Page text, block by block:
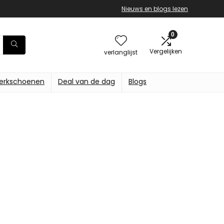
Nieuws en blogs lezen
verlanglijst
0
Vergelijken
Deal van de dag Blogs